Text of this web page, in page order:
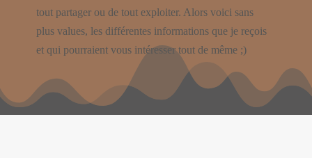
tout partager ou de tout exploiter. Alors voici sans
plus values, les différentes informations que je reçois
et qui pourraient vous intéresser tout de même ;)